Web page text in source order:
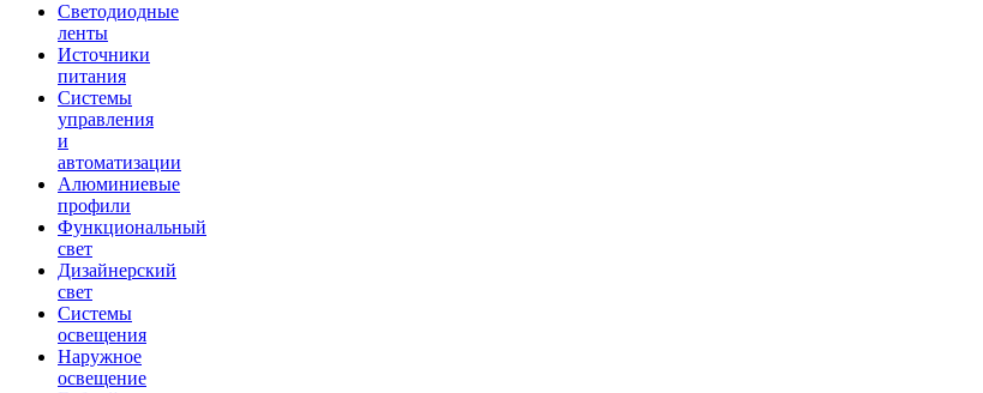
Светодиодные
ленты
Источники
питания
Системы
управления
и
автоматизации
Алюминиевые
профили
Функциональный
свет
Дизайнерский
свет
Системы
освещения
Наружное
освещение